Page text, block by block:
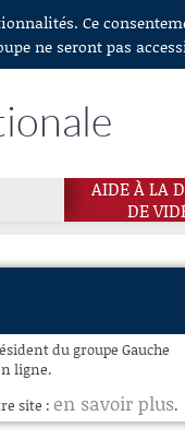
Ce
ne seront pas
AIDE À LA
DE
du groupe Gauche
ligne.
site : en savoir plus.